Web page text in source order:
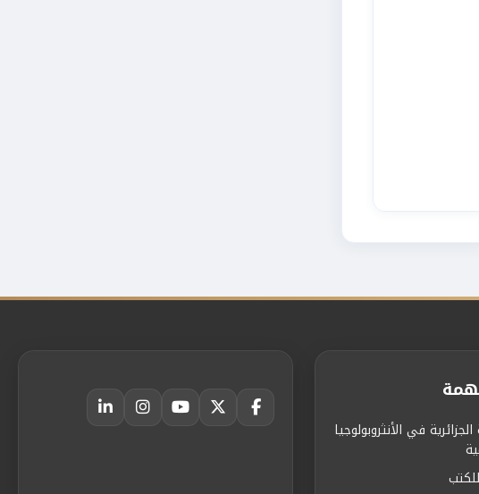
في الأنثروبولوجيا